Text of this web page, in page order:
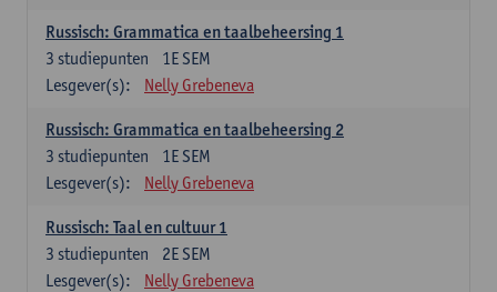
Russisch: Grammatica en taalbeheersing 1
1E SEM
3 studiepunten
Lesgever(s):
Nelly Grebeneva
Russisch: Grammatica en taalbeheersing 2
1E SEM
3 studiepunten
Lesgever(s):
Nelly Grebeneva
Russisch: Taal en cultuur 1
2E SEM
3 studiepunten
Lesgever(s):
Nelly Grebeneva